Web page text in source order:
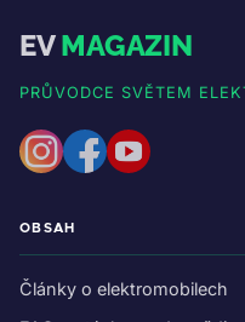
EVMAGAZIN
PRŮVODCE SVĚTEM
OBSAH
Články o elektromobilech